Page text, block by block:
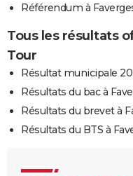
Référendum à
Tous les résultats
Tour
Résultat municipale
Résultats du bac à
Résultats du brevet à
Résultats du BTS à